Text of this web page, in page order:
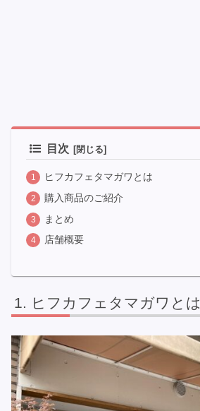
目次
ヒフカフェタマガワとは
購入商品のご紹介
まとめ
店舗概要
ヒフカフェタマガワとは